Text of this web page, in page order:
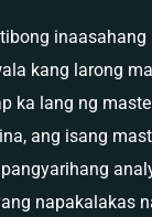
kang larong
ka lang ng
ang isang
napakalakas